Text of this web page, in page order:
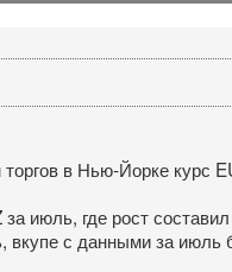
в Нью-Йорке курс
июль, где рост
вкупе с данными за